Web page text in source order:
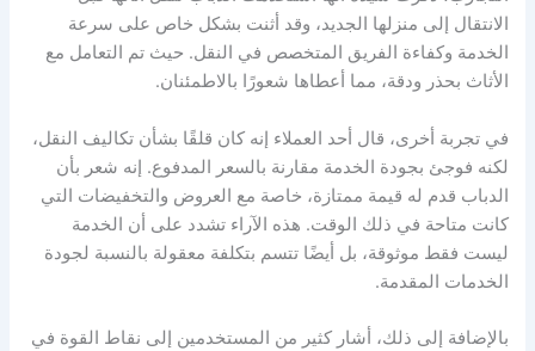
الانتقال إلى منزلها الجديد، وقد أثنت بشكل خاص على سرعة
الخدمة وكفاءة الفريق المتخصص في النقل. حيث تم التعامل مع
الأثاث بحذر ودقة، مما أعطاها شعورًا بالاطمئنان.
في تجربة أخرى، قال أحد العملاء إنه كان قلقًا بشأن تكاليف النقل،
لكنه فوجئ بجودة الخدمة مقارنة بالسعر المدفوع. إنه شعر بأن
الدباب قدم له قيمة ممتازة، خاصة مع العروض والتخفيضات التي
كانت متاحة في ذلك الوقت. هذه الآراء تشدد على أن الخدمة
ليست فقط موثوقة، بل أيضًا تتسم بتكلفة معقولة بالنسبة لجودة
الخدمات المقدمة.
بالإضافة إلى ذلك، أشار كثير من المستخدمين إلى نقاط القوة في